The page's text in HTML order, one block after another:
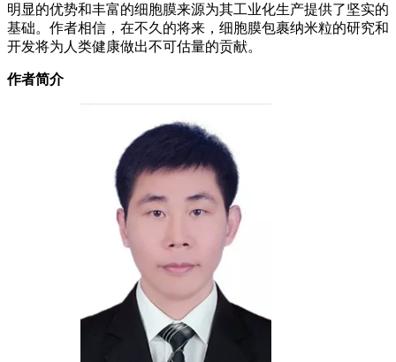
明显的优势和丰富的细胞膜来源为其工业化生产提供了坚实的
基础。作者相信，在不久的将来，细胞膜包裹纳米粒的研究和
开发将为人类健康做出不可估量的贡献。
作者简介